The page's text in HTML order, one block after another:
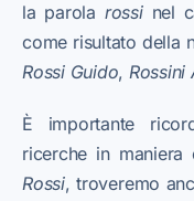
la parola rossinel
come risultato della
Rossi Guido, Rossini
È importante
ricerche in
Rossi, troveremo